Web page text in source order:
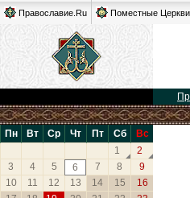
Православие.Ru Поместные Церкви
Пн Вт Ср Чт Пт Сб
Вс
1
2
3
4 5 6 7 8
9
10
11 12 13 14 15
16